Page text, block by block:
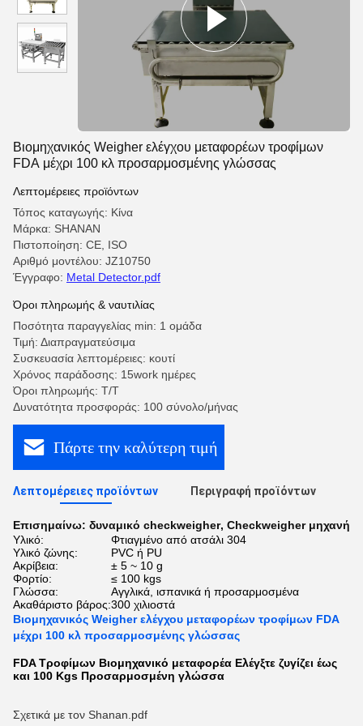
Βιομηχανικός Weigher ελέγχου μεταφορέων τροφίμων
FDA μέχρι 100 κλ προσαρμοσμένης γλώσσας
Λεπτομέρειες προϊόντων
Τόπος καταγωγής: Κίνα
Μάρκα: SHANAN
Πιστοποίηση: CE, ISO
Αριθμό μοντέλου: JZ10750
Έγγραφο: Metal Detector.pdf
Όροι πληρωμής & ναυτιλίας
Ποσότητα παραγγελίας min: 1 ομάδα
Τιμή: Διαπραγματεύσιμα
Συσκευασία λεπτομέρειες: κουτί
Χρόνος παράδοσης: 15work ημέρες
Όροι πληρωμής: T/T
Δυνατότητα προσφοράς: 100 σύνολο/μήνας
Πάρτε την καλύτερη τιμή
Λεπτομέρειες προϊόντων Περιγραφή προϊόντων
Επισημαίνω: δυναμικό checkweigher, Checkweigher μηχανή
Υλικό:
Φτιαγμένο από ατσάλι 304
Υλικό ζώνης:
PVC ή PU
Ακρίβεια:
± 5 ~ 10 g
Φορτίο:
≤ 100 kgs
Γλώσσα:
Αγγλικά, ισπανικά ή προσαρμοσμένα
Ακαθάριστο βάρος:300 χιλιοστά
Βιομηχανικός Weigher ελέγχου μεταφορέων τροφίμων FDA
μέχρι 100 κλ προσαρμοσμένης γλώσσας
FDA Τροφίμων Βιομηχανικό μεταφορέα Ελέγξτε ζυγίζει έως
και 100 Kgs Προσαρμοσμένη γλώσσα
Σχετικά με τον Shanan.pdf